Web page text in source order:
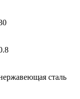
сталь